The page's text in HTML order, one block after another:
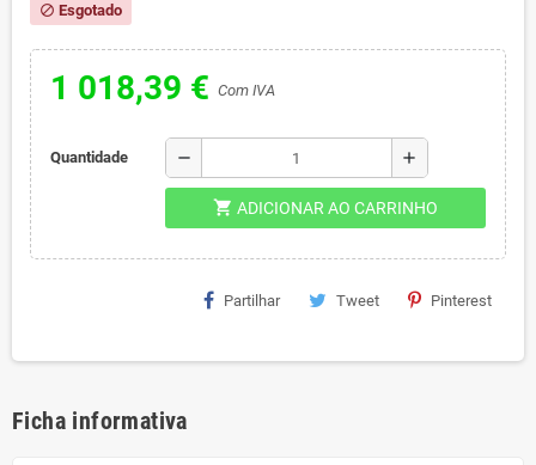
block Esgotado
1 018,39 € Com IVA
Quantidade remove add
shopping_cart ADICIONAR AO CARRINHO
Partilhar Tweet Pinterest
Ficha informativa